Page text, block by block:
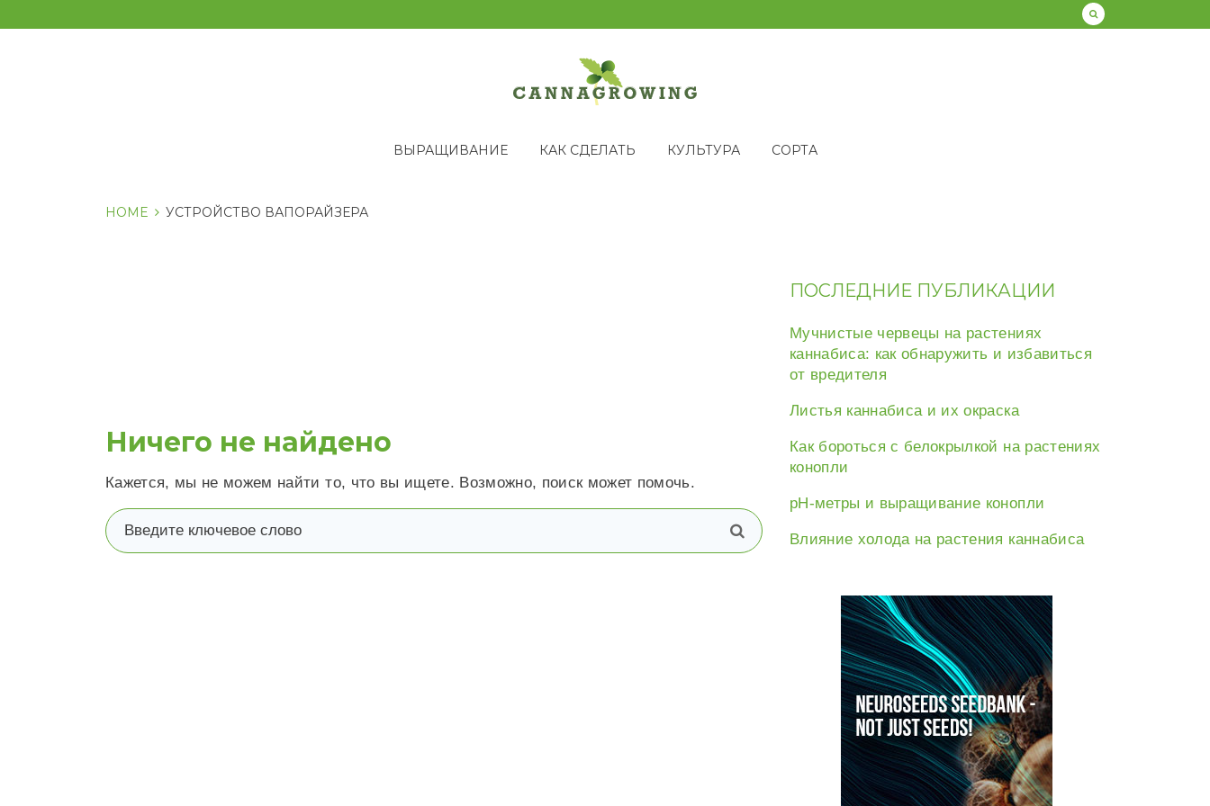
к
ВЫРАЩИВАНИЕ КАК СДЕЛАТЬ КУЛЬТУРА СОРТА
HOME УСТРОЙСТВО ВАПОРАЙЗЕРА
Ничего не найдено
Кажется, мы не можем найти то, что вы ищете. Возможно, поиск может помочь.
поиске:
ПОСЛЕДНИЕ ПУБЛИКАЦИИ
Мучнистые червецы на растениях
каннабиса: как обнаружить и избавиться
от вредителя
Листья каннабиса и их окраска
Как бороться с белокрылкой на растениях
конопли
рН-метры и выращивание конопли
Влияние холода на растения каннабиса